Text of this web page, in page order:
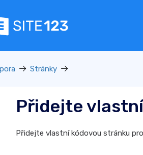
Stránky
Přidejte
Přidejte vlastní kódovou stránku